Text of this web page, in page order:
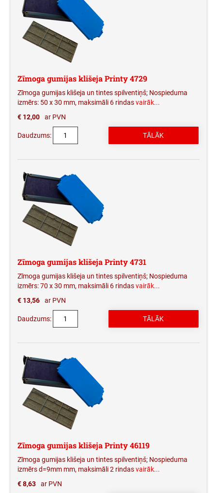
Zīmoga gumijas klišeja Printy 4729
Zīmoga gumijas klišeja un tintes spilventiņš; Nospieduma
izmērs: 50 x 30 mm, maksimāli 6 rindasvairāk...
€ 12,00
ar PVN
Daudzums:
Zīmoga gumijas klišeja Printy 4731
Zīmoga gumijas klišeja un tintes spilventiņš; Nospieduma
izmērs: 70 x 30 mm, maksimāli 6 rindasvairāk...
€ 13,56
ar PVN
Daudzums:
Zīmoga gumijas klišeja Printy 46119
Zīmoga gumijas klišeja un tintes spilventiņš; Nospieduma
izmērs d=9mm mm, maksimāli 2 rindasvairāk...
€ 8,63
ar PVN